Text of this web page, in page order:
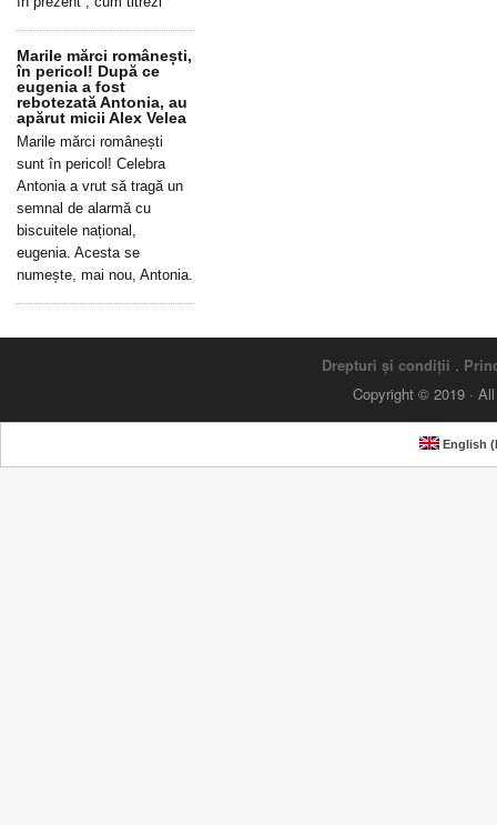
Marile mărci românești,
în pericol! După ce
eugenia a fost
rebotezată Antonia, au
apărut micii Alex Velea
Marile mărci românești
sunt în pericol! Celebra
Antonia a vrut să tragă un
semnal de alarmă cu
biscuitele național,
eugenia. Acesta se
numește, mai nou, Antonia.
Drepturi și condiții .
Copyright © 2019 ·
English (